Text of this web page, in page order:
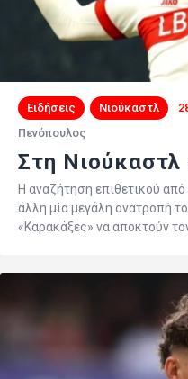
Ειδήσεις Νιούκαστλ
Πενόπουλος
Στη
Η αναζήτηση επιθετικού
άλλη μία μεγάλη ανατροπή
«Καρακάξες» να αποκτούν